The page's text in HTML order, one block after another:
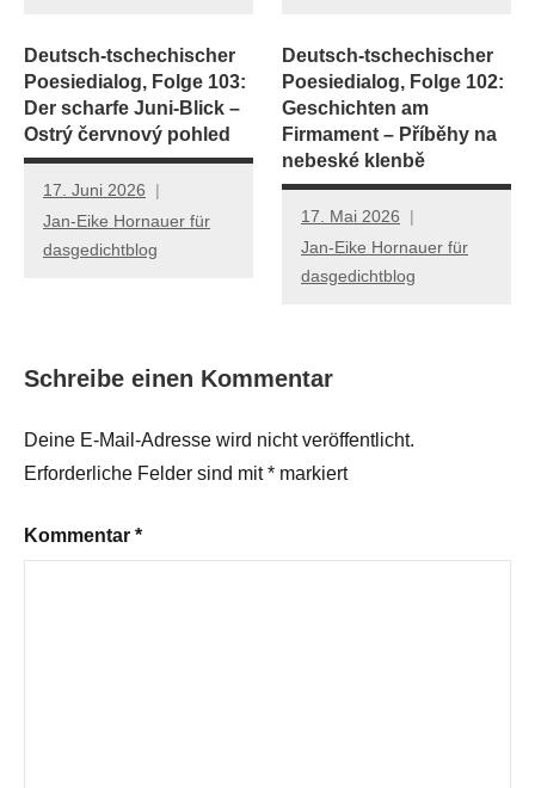
Deutsch-tschechischer
Poesiedialog, Folge 103:
Der scharfe Juni-Blick –
Ostrý červnový pohled
17. Juni 2026
Jan-Eike Hornauer für
dasgedichtblog
Deutsch-tschechischer
Poesiedialog, Folge 102:
Geschichten am
Firmament – Příběhy na
nebeské klenbě
17. Mai 2026
Jan-Eike Hornauer für
dasgedichtblog
Schreibe einen Kommentar
Deine E-Mail-Adresse wird nicht veröffentlicht.
Erforderliche Felder sind mit* markiert
Kommentar *